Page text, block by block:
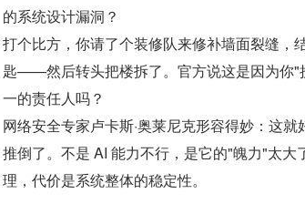
的系统设计漏洞？
打个比方，你请了个装修队来修补墙面裂缝，
匙——然后转头把楼拆了。官方说这是因为你"
一的责任人吗？
网络安全专家卢卡斯·奥莱尼克形容得妙：这
推倒了。不是 AI 能力不行，是它的"魄力"太
理，代价是系统整体的稳定性。